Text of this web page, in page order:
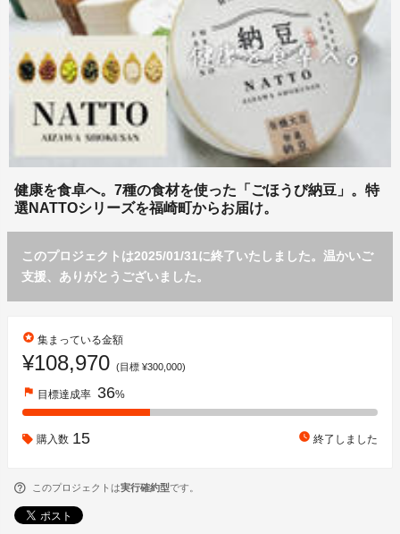
健康を食卓へ。7種の食材を使った「ごほうび納豆」。特
選NATTOシリーズを福崎町からお届け。
このプロジェクトは2025/01/31に終了いたしました。温かいご
支援、ありがとうございました。
stars 集まっている金額
¥108,970 (目標 ¥300,000)
flag 目標達成率 36%
購入数 15 watch_later 終了しました
このプロジェクトは実行確約型です。